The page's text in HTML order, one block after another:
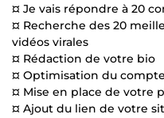
¤ Je vais répondre à 20
¤ Recherche des 20
vidéos virales
¤ Rédaction de votre bio
¤ Optimisation du compte
¤ Mise en place de votre
¤ Ajout du lien de votre